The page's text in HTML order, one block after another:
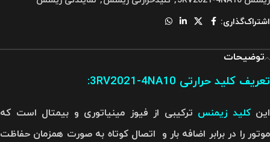
اشتراک‌گذاری:
توضیحات
تعریف کلید حرارتی 3RV2021-4NA10 :
اینکلید‌ زیمنس ترکیبی از فیوز مینیاتوری و بیمتال است که
موتور را در برابر اضافه بار و اتصال کوتاه به صورت همزمان حفاظت